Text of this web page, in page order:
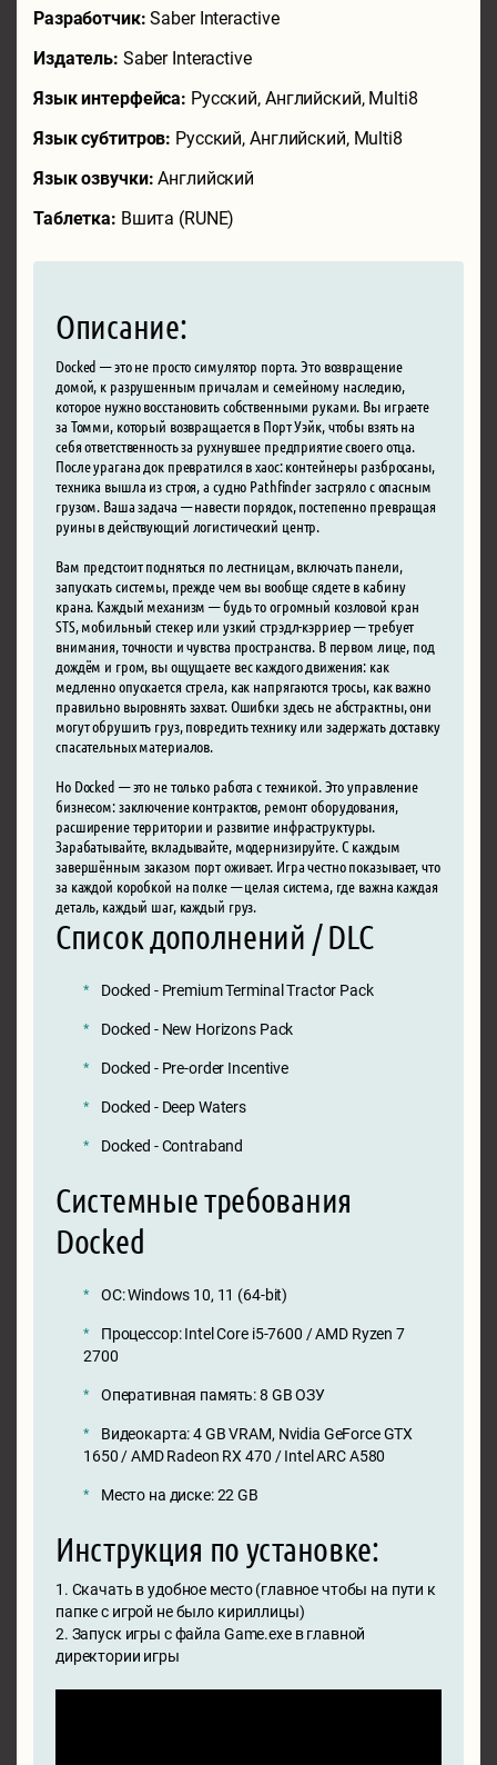
Разработчик:Saber Interactive
Издатель: Saber Interactive
Язык интерфейса: Русский, Английский, Multi8
Язык субтитров: Русский, Английский, Multi8
Язык озвучки:Английский
Таблетка: Вшита (RUNE)
Описание:
Docked — это не просто симулятор порта. Это возвращение
домой, к разрушенным причалам и семейному наследию,
которое нужно восстановить собственными руками. Вы играете
за Томми, который возвращается в Порт Уэйк, чтобы взять на
себя ответственность за рухнувшее предприятие своего отца.
После урагана док превратился в хаос: контейнеры разбросаны,
техника вышла из строя, а судно Pathfinder застряло с опасным
грузом. Ваша задача — навести порядок, постепенно превращая
руины в действующий логистический центр.
Вам предстоит подняться по лестницам, включать панели,
запускать системы, прежде чем вы вообще сядете в кабину
крана. Каждый механизм — будь то огромный козловой кран
STS, мобильный стекер или узкий стрэдл-кэрриер — требует
внимания, точности и чувства пространства. В первом лице, под
дождём и гром, вы ощущаете вес каждого движения: как
медленно опускается стрела, как напрягаются тросы, как важно
правильно выровнять захват. Ошибки здесь не абстрактны, они
могут обрушить груз, повредить технику или задержать доставку
спасательных материалов.
Но Docked — это не только работа с техникой. Это управление
бизнесом: заключение контрактов, ремонт оборудования,
расширение территории и развитие инфраструктуры.
Зарабатывайте, вкладывайте, модернизируйте. С каждым
завершённым заказом порт оживает. Игра честно показывает, что
за каждой коробкой на полке — целая система, где важна каждая
деталь, каждый шаг, каждый груз.
Список дополнений / DLC
Docked - Premium Terminal Tractor Pack
Docked - New Horizons Pack
Docked - Pre-order Incentive
Docked - Deep Waters
Docked - Contraband
Системные требования
Docked
ОС: Windows 10, 11 (64-bit)
Процессор: Intel Core i5-7600 / AMD Ryzen 7
2700
Оперативная память: 8 GB ОЗУ
Видеокарта: 4 GB VRAM, Nvidia GeForce GTX
1650 / AMD Radeon RX 470 / Intel ARC A580
Место на диске: 22 GB
Инструкция по установке:
1. Скачать в удобное место (главное чтобы на пути к
папке с игрой не было кириллицы)
2. Запуск игры с файла Game.exe в главной
директории игры